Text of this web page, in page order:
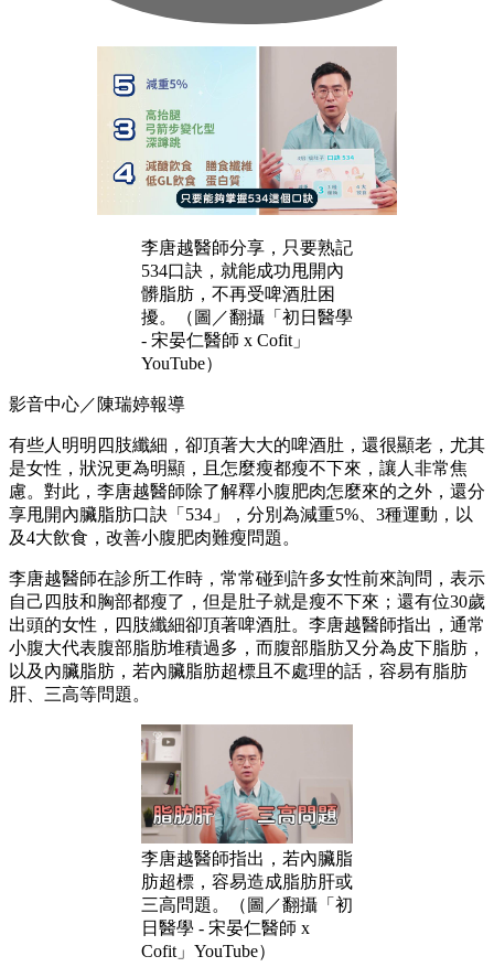
李唐越醫師分享，只要熟記
534口訣，就能成功甩開內
髒脂肪，不再受啤酒肚困
擾。（圖／翻攝「初日醫學
- 宋晏仁醫師 x Cofit」
YouTube）
影音中心／陳瑞婷報導
有些人明明四肢纖細，卻頂著大大的啤酒肚，還很顯老，尤其
是女性，狀況更為明顯，且怎麼瘦都瘦不下來，讓人非常焦
慮。對此，李唐越醫師除了解釋小腹肥肉怎麼來的之外，還分
享甩開內臟脂肪口訣「534」，分別為減重5%、3種運動，以
及4大飲食，改善小腹肥肉難瘦問題。
李唐越醫師在診所工作時，常常碰到許多女性前來詢問，表示
自己四肢和胸部都瘦了，但是肚子就是瘦不下來；還有位30歲
出頭的女性，四肢纖細卻頂著啤酒肚。李唐越醫師指出，通常
小腹大代表腹部脂肪堆積過多，而腹部脂肪又分為皮下脂肪，
以及內臟脂肪，若內臟脂肪超標且不處理的話，容易有脂肪
肝、三高等問題。
李唐越醫師指出，若內臟脂
肪超標，容易造成脂肪肝或
三高問題。（圖／翻攝「初
日醫學 - 宋晏仁醫師 x
Cofit」YouTube）